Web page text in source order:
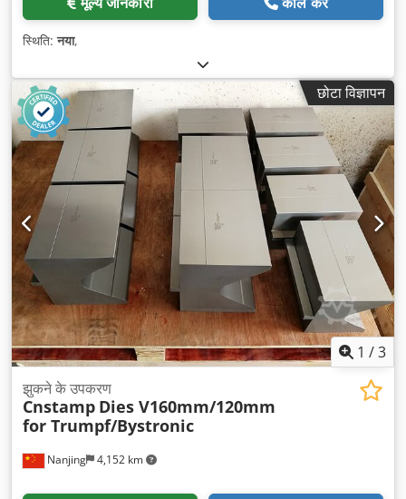
स्थिति:नया,
छोटा विज्ञापन
1 /3
Nanjing 4,152 km
झुकने के उपकरण
Cnstamp Dies V160mm/120mm
for Trumpf/Bystronic